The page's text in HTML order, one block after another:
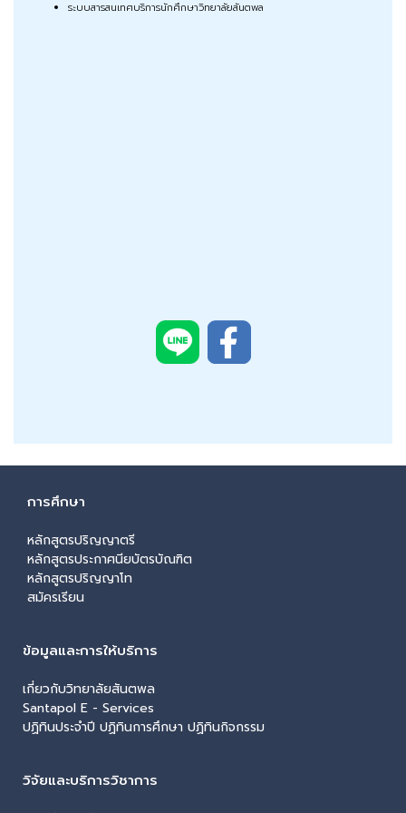
ระบบสารสนเทศบริการนักศึกษาวิทยาลัยสันตพล
การศึกษา
หลักสูตรปริญญาตรี
หลักสูตรประกาศนียบัตรบัณฑิต
หลักสูตรปริญญาโท
สมัครเรียน
ข้อมูลและการให้บริการ
เกี่ยวกับวิทยาลัยสันตพล
Santapol E - Services
ปฏิทินประจำปี ปฏิทินการศึกษา ปฏิทินกิจกรรม
วิจัยและบริการวิชาการ